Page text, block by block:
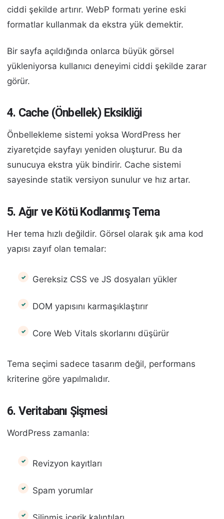
ciddi şekilde artırır. WebP formatı yerine eski
formatlar kullanmak da ekstra yük demektir.
Bir sayfa açıldığında onlarca büyük görsel
yükleniyorsa kullanıcı deneyimi ciddi şekilde zarar
görür.
4. Cache (Önbellek) Eksikliği
Önbellekleme sistemi yoksa WordPress her
ziyaretçide sayfayı yeniden oluşturur. Bu da
sunucuya ekstra yük bindirir. Cache sistemi
sayesinde statik versiyon sunulur ve hız artar.
5. Ağır ve Kötü Kodlanmış Tema
Her tema hızlı değildir. Görsel olarak şık ama kod
yapısı zayıf olan temalar:
Gereksiz CSS ve JS dosyaları yükler
DOM yapısını karmaşıklaştırır
Core Web Vitals skorlarını düşürür
Tema seçimi sadece tasarım değil, performans
kriterine göre yapılmalıdır.
6. Veritabanı Şişmesi
WordPress zamanla:
Revizyon kayıtları
Spam yorumlar